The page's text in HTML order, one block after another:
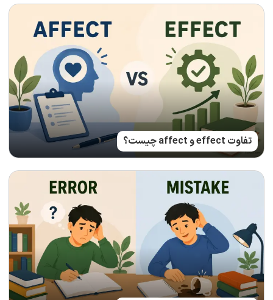
تفاوت effect و affect چیست؟